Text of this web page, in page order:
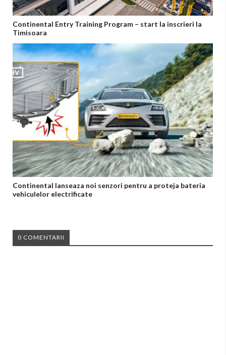
Continental Entry Training Program – start la inscrieri la
Timisoara
Continental lanseaza noi senzori pentru a proteja bateria
vehiculelor electrificate
0 COMENTARII